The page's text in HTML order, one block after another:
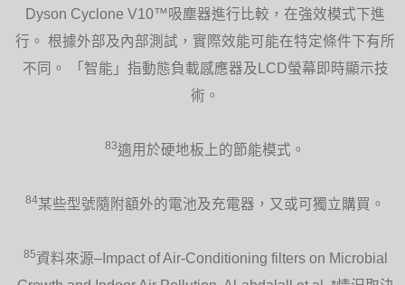
Dyson Cyclone V10™吸塵器進行比較，在強效模式下進
行。 根據外部及內部測試，實際效能可能在特定條件下有所
不同。 「智能」指動態負載感應器及LCD螢幕即時顯示技
術。
83適用於硬地板上的節能模式。
84某些型號隨附額外的電池及充電器，又或可獨立購買。
85資料來源–Impact of Air-Conditioning filters on Microbial